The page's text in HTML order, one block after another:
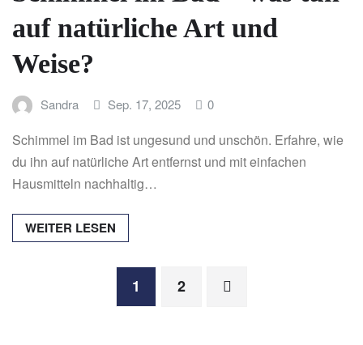
auf natürliche Art und
Weise?
Sandra Sep. 17, 2025 0
Schimmel im Bad ist ungesund und unschön. Erfahre, wie
du ihn auf natürliche Art entfernst und mit einfachen
Hausmitteln nachhaltig…
WEITER LESEN
Seitennummerierung
1 2